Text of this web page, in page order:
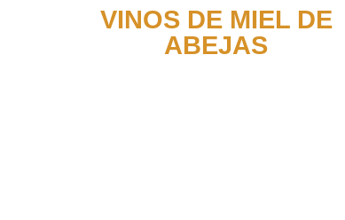
VINOS DE MIEL DE
ABEJAS